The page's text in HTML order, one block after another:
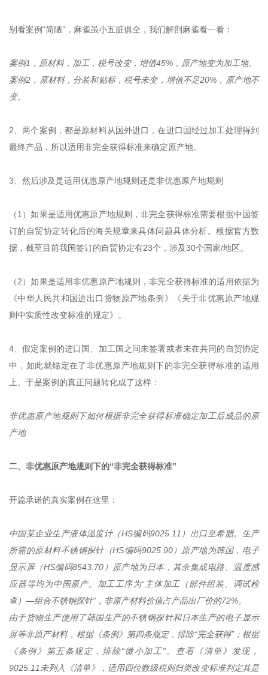
别看案例“简陋”，麻雀虽小五脏俱全，我们解剖麻雀看一看：
案例1，原材料，加工，税号改变，增值45%，原产地变为加工地。
案例2，原材料，分装和贴标，税号未变，增值不足20%，原产地不
变。
2、两个案例，都是原材料从国外进口，在进口国经过加工处理得到
最终产品，所以适用非完全获得标准来确定原产地。
3、然后涉及是适用优惠原产地规则还是非优惠原产地规则
（1）如果是适用优惠原产地规则，非完全获得标准需要根据中国签
订的自贸协定转化后的海关规章来具体问题具体分析。根据官方数
据，截至目前我国签订的自贸协定有23个，涉及30个国家/地区。
（2）如果是适用非优惠原产地规则，非完全获得标准的适用依据为
《中华人民共和国进出口货物原产地条例》《关于非优惠原产地规
则中实质性改变标准的规定》。
4、假定案例的进口国、加工国之间未签署或者未在共同的自贸协定
中，如此就锚定在了非优惠原产地规则下的非完全获得标准的适用
上。于是案例的真正问题转化成了这样：
非优惠原产地规则下如何根据非完全获得标准确定加工后成品的原
产地
二、非优惠原产地规则下的“非完全获得标准”
开篇承诺的真实案例在这里：
中国某企业生产液体温度计（HS编码9025.11）出口至希腊。生产
所需的原材料不锈钢探针（HS编码9025.90）原产地为韩国，电子
显示屏（HS编码8543.70）原产地为日本，其余集成电路、温度感
应器等均为中国原产。加工工序为“主体加工（部件组装、调试检
查）—组合不锈钢探针”，非原产材料价值占产品出厂价的72%。
由于货物生产使用了韩国生产的不锈钢探针和日本生产的电子显示
屏等非原产材料，根据《条例》第四条规定，排除“完全获得”；根据
《条例》第五条规定，排除“微小加工”。查看《清单》发现，
9025.11未列入《清单》，适用四位数级税则归类改变标准判定其是